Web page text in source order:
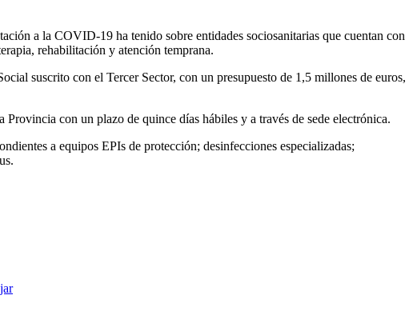
a la COVID-19 ha tenido sobre entidades sociosanitarias que cuentan con
rehabilitación y atención temprana.
suscrito con el Tercer Sector, con un presupuesto de 1,5 millones de euros,
con un plazo de quince días hábiles y a través de sede electrónica.
a equipos EPIs de protección; desinfecciones especializadas;